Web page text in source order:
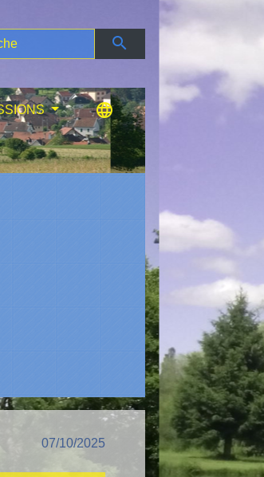
search
language
07/10/2025